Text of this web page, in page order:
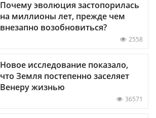
Почему эволюция застопорилась
на миллионы лет, прежде чем
внезапно возобновиться?
2558
Новое исследование показало,
что Земля постепенно заселяет
Венеру жизнью
36571